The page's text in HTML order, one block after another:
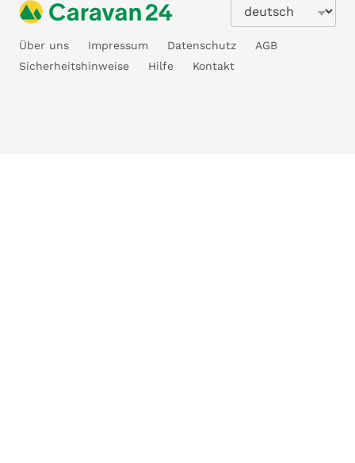
Über uns Impressum Datenschutz
AGB
Sicherheitshinweise
Hilfe Kontakt